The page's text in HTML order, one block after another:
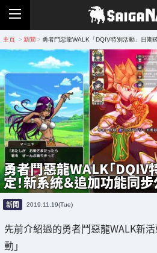
主頁 > 新聞 > 勇者鬥惡龍WALK「DQIV特別活動」日期
勇者鬥惡龍WALK「DQIV
定！新系統＆追加功能同步
新聞 2019.11.19(Tue)
先前介紹過的勇者鬥惡龍WALK新
動」